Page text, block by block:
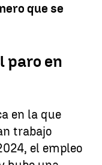
que se
paro en
en la que
trabajo
el empleo